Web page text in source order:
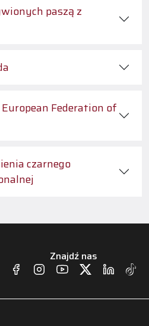
paszą z
Federation of
czarnego
Znajdź nas